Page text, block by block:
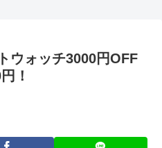
ウォッチ3000円OFF
！